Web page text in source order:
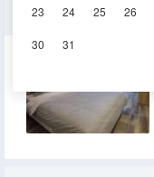
23 24 25 26
30 31